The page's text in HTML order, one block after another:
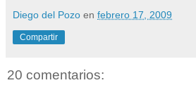
Diego del Pozo en febrero 17, 2009
Compartir
20 comentarios: